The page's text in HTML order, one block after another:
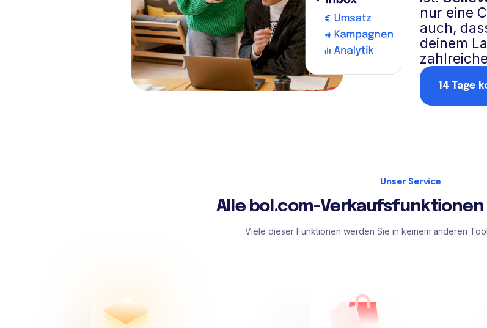
nur eine
auch,
deinem
14 Tage
Unser Service
Alle bol.com-Verkaufsfunktionen
Viele dieser Funktionen werden Sie in keinem anderen